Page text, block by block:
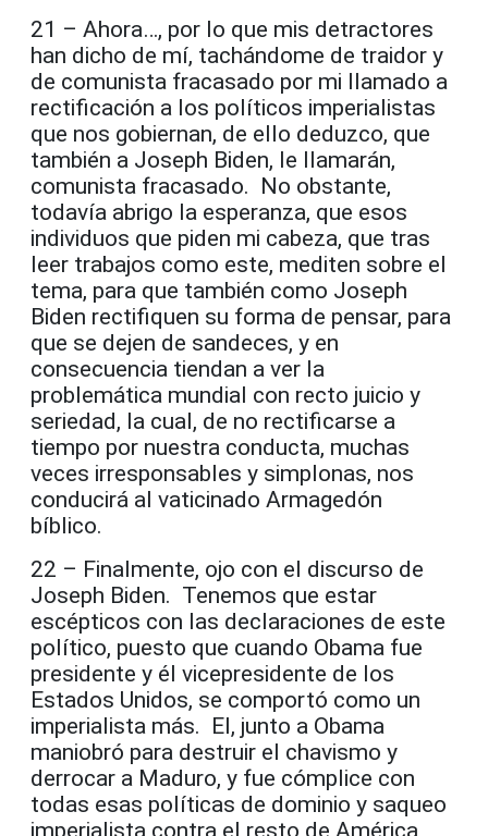
21 – Ahora…, por lo que mis detractores
han dicho de mí, tachándome de traidor y
de comunista fracasado por mi llamado a
rectificación a los políticos imperialistas
que nos gobiernan, de ello deduzco, que
también a Joseph Biden, le llamarán,
comunista fracasado. No obstante,
todavía abrigo la esperanza, que esos
individuos que piden mi cabeza, que tras
leer trabajos como este, mediten sobre el
tema, para que también como Joseph
Biden rectifiquen su forma de pensar, para
que se dejen de sandeces, y en
consecuencia tiendan a ver la
problemática mundial con recto juicio y
seriedad, la cual, de no rectificarse a
tiempo por nuestra conducta, muchas
veces irresponsables y simplonas, nos
conducirá al vaticinado Armagedón
bíblico.
22 – Finalmente, ojo con el discurso de
Joseph Biden. Tenemos que estar
escépticos con las declaraciones de este
político, puesto que cuando Obama fue
presidente y él vicepresidente de los
Estados Unidos, se comportó como un
imperialista más. El, junto a Obama
maniobró para destruir el chavismo y
derrocar a Maduro, y fue cómplice con
todas esas políticas de dominio y saqueo
imperialista contra el resto de América